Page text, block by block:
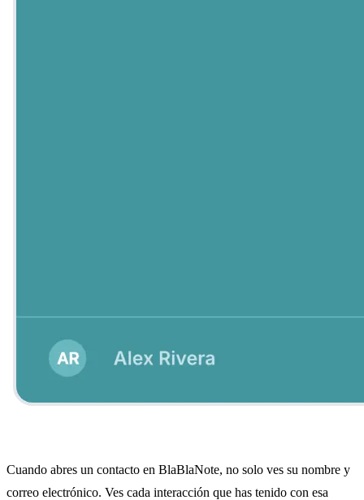
Cuando abres un contacto en BlaBlaNote, no solo ves su nombre y
correo electrónico. Ves cada interacción que has tenido con esa